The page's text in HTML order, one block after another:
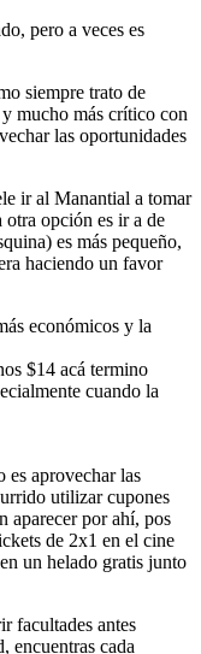
pero a veces es
siempre trato de
mucho más crítico con
las oportunidades
ir al Manantial a tomar
otra opción es ir a de
es más pequeño,
haciendo un favor
económicos y la
$14 acá termino
cuando la
es aprovechar las
utilizar cupones
aparecer por ahí, pos
de 2x1 en el cine
un helado gratis junto
facultades antes
encuentras cada